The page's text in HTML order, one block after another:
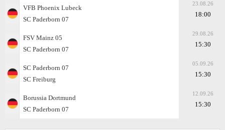
VFB Phoenix Lubeck
SC Paderborn 07
23.08.26
18:00
FSV Mainz 05
SC Paderborn 07
29.08.26
15:30
SC Paderborn 07
SC Freiburg
05.09.26
15:30
Borussia Dortmund
SC Paderborn 07
12.09.26
15:30